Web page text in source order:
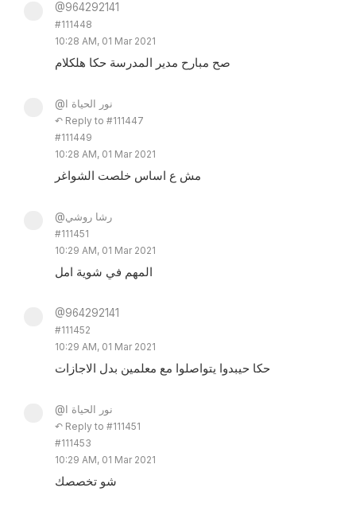
@964292141
#111448
10:28 AM, 01 Mar 2021
صح مبارح مدير المدرسة حكا هلكلام
@نور الحياة ا
↶ Reply to #111447
#111449
10:28 AM, 01 Mar 2021
مش ع اساس خلصت الشواغر
@رشا روشي
#111451
10:29 AM, 01 Mar 2021
المهم في شوية امل
@964292141
#111452
10:29 AM, 01 Mar 2021
حكا حيبدوا يتواصلوا مع معلمين بدل الاجازات
@نور الحياة ا
↶ Reply to #111451
#111453
10:29 AM, 01 Mar 2021
شو تخصصك